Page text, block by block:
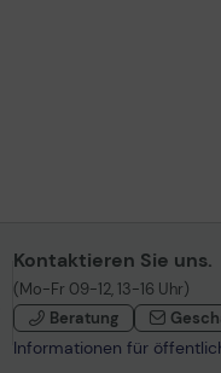
Kontaktieren Sie uns.
(Mo-Fr 09-12, 13-16 Uhr)
Beratung
Informationen für